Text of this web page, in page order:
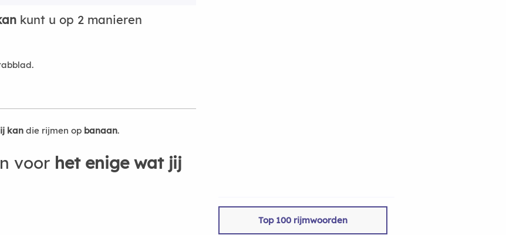
kunt u op 2 manieren
kan die rijmen op banaan.
voor het enige wat jij
Top 100 rijmwoorden